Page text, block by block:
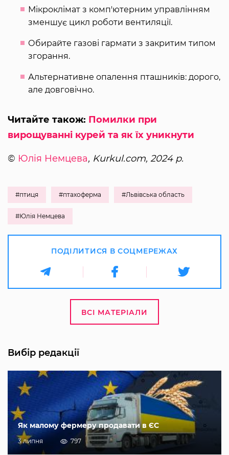
Мікроклімат з комп'ютерним управлінням
зменшує цикл роботи вентиляції.
Обирайте газові гармати з закритим типом
згорання.
Альтернативне опалення пташників: дорого,
але довговічно.
Читайте також: Помилки при
вирощуванні курей та як їх уникнути
© Юлія Немцева, Kurkul.com, 2024 р.
#птиця #птахоферма #Львівська область
#Юлія Немцева
ПОДІЛИТИСЯ В СОЦМЕРЕЖАХ
ВСІ МАТЕРІАЛИ
Вибір редакції
Як малому фермеру продавати в ЄС
3 липня 797